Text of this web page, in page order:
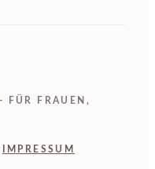
- FÜR FRAUEN,
IMPRESSUM